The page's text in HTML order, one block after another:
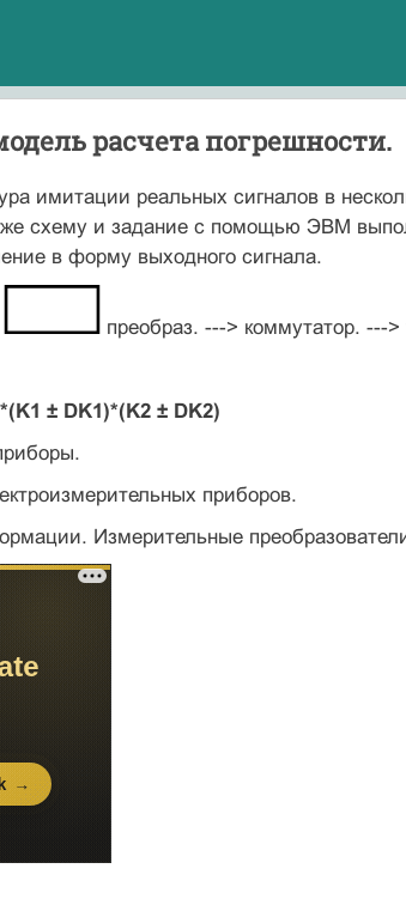
расчета погрешности.
имитации реальных сигналов в
схему и задание с помощью ЭВМ
в форму выходного сигнала.
преобраз. ---> коммутатор. --->
± DK1)*(K2 ± DK2)
приборов.
Измерительные